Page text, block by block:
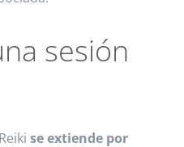
sesión
se extiende por